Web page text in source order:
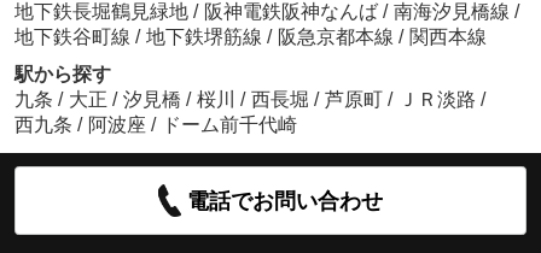
地下鉄長堀鶴見緑地 / 阪神電鉄阪神なんば / 南海汐見橋線 /
地下鉄谷町線 / 地下鉄堺筋線 / 阪急京都本線 / 関西本線
駅から探す
九条 / 大正 / 汐見橋 / 桜川 / 西長堀 / 芦原町 / ＪＲ淡路 /
西九条 / 阿波座 / ドーム前千代崎
電話でお問い合わせ